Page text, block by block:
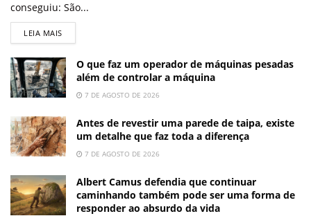
conseguiu: São...
LEIA MAIS
O que faz um operador de máquinas pesadas
além de controlar a máquina
7 DE AGOSTO DE 2026
Antes de revestir uma parede de taipa, existe
um detalhe que faz toda a diferença
7 DE AGOSTO DE 2026
Albert Camus defendia que continuar
caminhando também pode ser uma forma de
responder ao absurdo da vida